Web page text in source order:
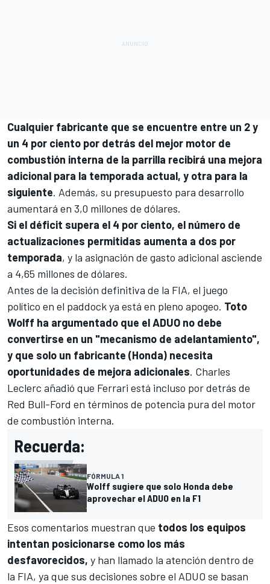
Cualquier fabricante que se encuentre entre un 2 y
un 4 por ciento por detrás del mejor motor de
combustión interna de la parrilla recibirá una mejora
adicional para la temporada actual, y otra para la
siguiente. Además, su presupuesto para desarrollo
aumentará en 3,0 millones de dólares.
Si el déficit supera el 4 por ciento, el número de
actualizaciones permitidas aumenta a dos por
temporada, y la asignación de gasto adicional asciende
a 4,65 millones de dólares.
Antes de la decisión definitiva de la FIA, el juego
político en el paddock ya está en pleno apogeo. Toto
Wolff ha argumentado que el ADUO no debe
convertirse en un "mecanismo de adelantamiento",
y que solo un fabricante (Honda) necesita
oportunidades de mejora adicionales. Charles
Leclerc añadió que Ferrari está incluso por detrás de
Red Bull-Ford en términos de potencia pura del motor
de combustión interna.
Recuerda:
FÓRMULA 1
Wolff sugiere que solo Honda debe
aprovechar el ADUO en la F1
Esos comentarios muestran que todos los equipos
intentan posicionarse como los más
desfavorecidos, y han llamado la atención dentro de
la FIA, ya que sus decisiones sobre el ADUO se basan